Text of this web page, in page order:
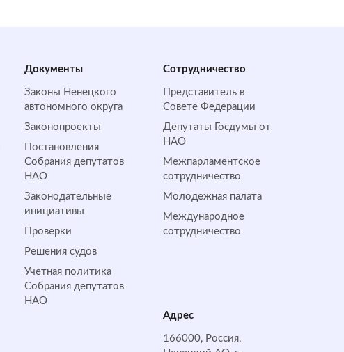
Документы
Законы Ненецкого
автономного округа
Законопроекты
Постановления
Собрания депутатов
НАО
Законодательные
инициативы
Проверки
Решения судов
Учетная политика
Собрания депутатов
НАО
Сотрудничество
Представитель в
Совете Федерации
Депутаты Госдумы от
НАО
Межпарламентское
сотрудничество
Молодежная палата
Международное
сотрудничество
Адрес
166000, Россия,